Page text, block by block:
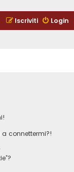
Login
Iscriviti
connettermi?!